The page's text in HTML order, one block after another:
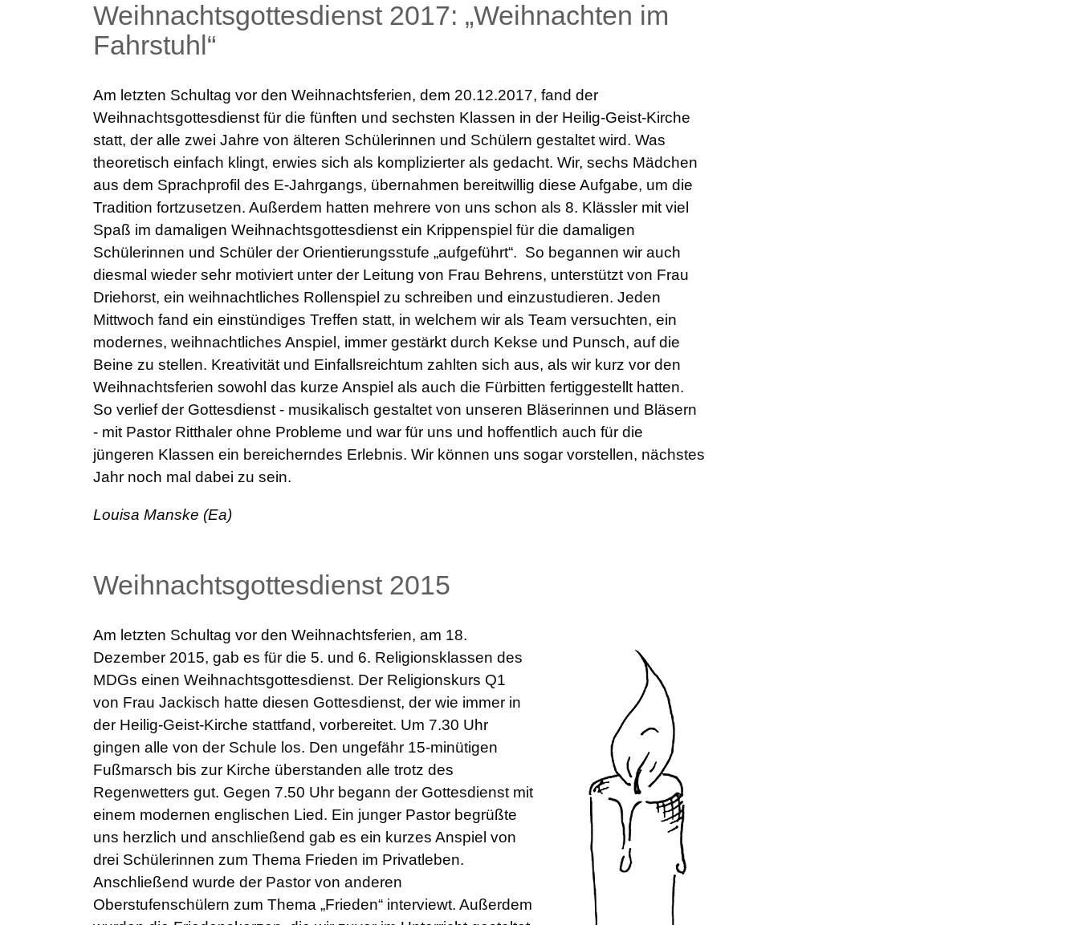
Weihnachtsgottesdienst 2017: „Weihnachten im
Fahrstuhl“
Am letzten Schultag vor den Weihnachtsferien, dem 20.12.2017, fand der
Weihnachtsgottesdienst für die fünften und sechsten Klassen in der Heilig-Geist-Kirche
statt, der alle zwei Jahre von älteren Schülerinnen und Schülern gestaltet wird. Was
theoretisch einfach klingt, erwies sich als komplizierter als gedacht. Wir, sechs Mädchen
aus dem Sprachprofil des E-Jahrgangs, übernahmen bereitwillig diese Aufgabe, um die
Tradition fortzusetzen. Außerdem hatten mehrere von uns schon als 8. Klässler mit viel
Spaß im damaligen Weihnachtsgottesdienst ein Krippenspiel für die damaligen
Schülerinnen und Schüler der Orientierungsstufe „aufgeführt“. So begannen wir auch
diesmal wieder sehr motiviert unter der Leitung von Frau Behrens, unterstützt von Frau
Driehorst, ein weihnachtliches Rollenspiel zu schreiben und einzustudieren. Jeden
Mittwoch fand ein einstündiges Treffen statt, in welchem wir als Team versuchten, ein
modernes, weihnachtliches Anspiel, immer gestärkt durch Kekse und Punsch, auf die
Beine zu stellen. Kreativität und Einfallsreichtum zahlten sich aus, als wir kurz vor den
Weihnachtsferien sowohl das kurze Anspiel als auch die Fürbitten fertiggestellt hatten.
So verlief der Gottesdienst - musikalisch gestaltet von unseren Bläserinnen und Bläsern
- mit Pastor Ritthaler ohne Probleme und war für uns und hoffentlich auch für die
jüngeren Klassen ein bereicherndes Erlebnis. Wir können uns sogar vorstellen, nächstes
Jahr noch mal dabei zu sein.
Louisa Manske (Ea)
Weihnachtsgottesdienst 2015
Am letzten Schultag vor den Weihnachtsferien, am 18.
Dezember 2015, gab es für die 5. und 6. Religionsklassen des
MDGs einen Weihnachtsgottesdienst. Der Religionskurs Q1
von Frau Jackisch hatte diesen Gottesdienst, der wie immer in
der Heilig-Geist-Kirche stattfand, vorbereitet. Um 7.30 Uhr
gingen alle von der Schule los. Den ungefähr 15-minütigen
Fußmarsch bis zur Kirche überstanden alle trotz des
Regenwetters gut. Gegen 7.50 Uhr begann der Gottesdienst mit
einem modernen englischen Lied. Ein junger Pastor begrüßte
uns herzlich und anschließend gab es ein kurzes Anspiel von
drei Schülerinnen zum Thema Frieden im Privatleben.
Anschließend wurde der Pastor von anderen
Oberstufenschülern zum Thema „Frieden“ interviewt. Außerdem